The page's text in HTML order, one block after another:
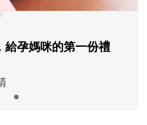
給孕媽咪的第一份禮